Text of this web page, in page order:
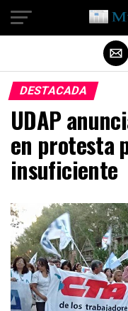
DESTACADA
UDAP
en protesta
insuficiente
Salir